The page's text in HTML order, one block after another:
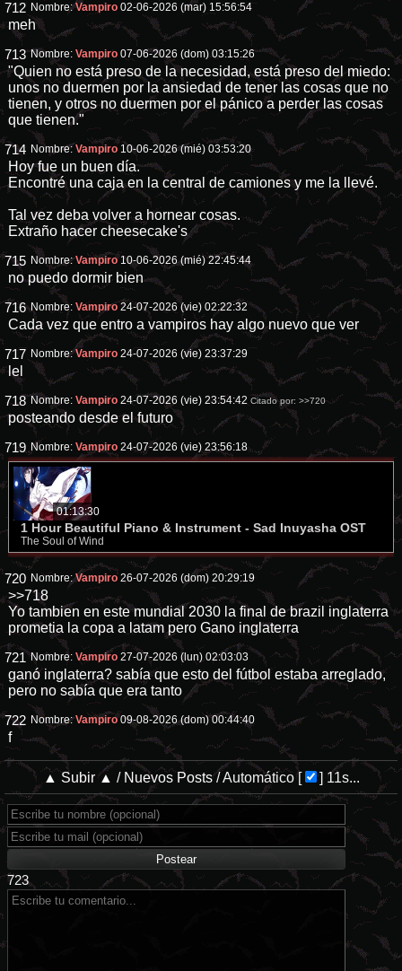
712 Nombre:Vampiro 02-06-2026 (mar) 15:56:54
meh
713 Nombre:Vampiro 07-06-2026 (dom) 03:15:26
"Quien no está preso de la necesidad, está preso del miedo:
unos no duermen por la ansiedad de tener las cosas que no
tienen, y otros no duermen por el pánico a perder las cosas
que tienen."
714 Nombre:Vampiro 10-06-2026 (mié) 03:53:20
Hoy fue un buen día.
Encontré una caja en la central de camiones y me la llevé.
Tal vez deba volver a hornear cosas.
Extraño hacer cheesecake's
715 Nombre:Vampiro 10-06-2026 (mié) 22:45:44
no puedo dormir bien
716 Nombre:Vampiro 24-07-2026 (vie) 02:22:32
Cada vez que entro a vampiros hay algo nuevo que ver
717 Nombre:Vampiro 24-07-2026 (vie) 23:37:29
lel
718 Nombre:Vampiro 24-07-2026 (vie) 23:54:42 Citado por:>>720
posteando desde el futuro
719 Nombre:Vampiro 24-07-2026 (vie) 23:56:18
01:13:30
1 Hour Beautiful Piano & Instrument - Sad Inuyasha OST
The Soul of Wind
720 Nombre:Vampiro 26-07-2026 (dom) 20:29:19
>>718
Yo tambien en este mundial 2030 la final de brazil inglaterra
prometia la copa a latam pero Gano inglaterra
721 Nombre:Vampiro 27-07-2026 (lun) 02:03:03
ganó inglaterra? sabía que esto del fútbol estaba arreglado,
pero no sabía que era tanto
722 Nombre:Vampiro 09-08-2026 (dom) 00:44:40
f
▲ Subir ▲ / Nuevos Posts/Automático[ ] 10s...
723